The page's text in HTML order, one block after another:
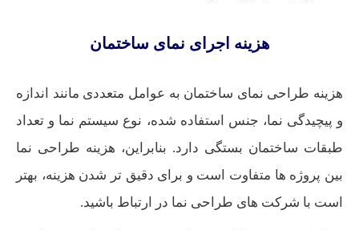
هزینه اجرای نمای ساختمان
هزینه طراحی نمای ساختمان به عوامل متعددی مانند اندازه
و پیچیدگی نما، جنس استفاده شده، نوع سیستم نما و تعداد
طبقات ساختمان بستگی دارد. بنابراین، هزینه طراحی نما
بین پروژه ها متفاوت است و برای دقیق تر شدن هزینه، بهتر
است با شرکت های طراحی نما در ارتباط باشید.